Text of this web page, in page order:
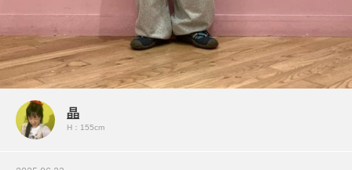
晶
H：155cm